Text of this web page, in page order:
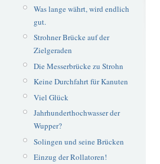
Was lange währt, wird endlich
gut.
Strohner Brücke auf der
Zielgeraden
Die Messerbrücke zu Strohn
Keine Durchfahrt für Kanuten
Viel Glück
Jahrhunderthochwasser der
Wupper?
Solingen und seine Brücken
Einzug der Rollatoren!